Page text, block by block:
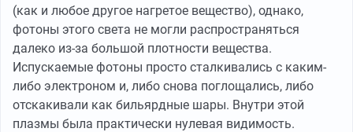
(как и любое другое нагретое вещество), однако,
фотоны этого света не могли распространяться
далеко из-за большой плотности вещества.
Испускаемые фотоны просто сталкивались с каким-
либо электроном и, либо снова поглощались, либо
отскакивали как бильярдные шары. Внутри этой
плазмы была практически нулевая видимость.